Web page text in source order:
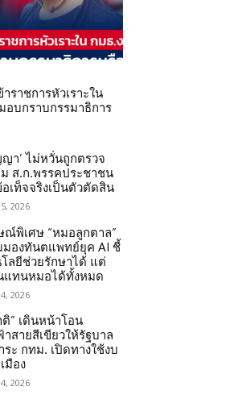
ราชการหัวเราะใน
อบกราบกรรมาธิการ
า’ ไม่หวั่นถูกตรวจ
ส.ก.พรรคประชาชน
เท็จจริงเป็นตัวตัดสิน
2026
ณ์พิเศษ “หมอลูกตาล”
มองทันตแพทย์ยุค AI ชี้
ลยีช่วยรักษาได้ แต่
แทนหมอได้ทั้งหมด
2026
” เดินหน้าโอน
สายสีเขียวให้รัฐบาล
ะ กทม. เปิดทางใช้งบ
มือง
2026